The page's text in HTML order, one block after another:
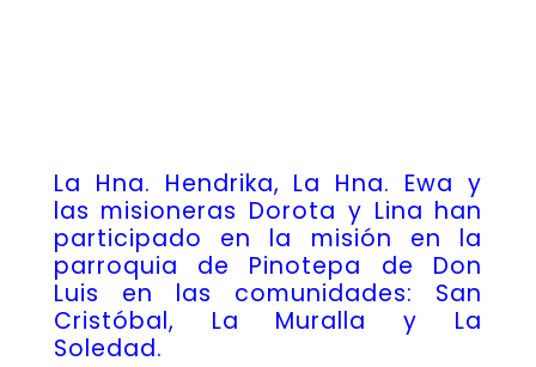
La Hna. Hendrika, La Hna. Ewa y
las misioneras Dorota y Lina han
participado en la misión en la
parroquia de Pinotepa de Don
Luis en las comunidades: San
Cristóbal, La Muralla y La
Soledad.